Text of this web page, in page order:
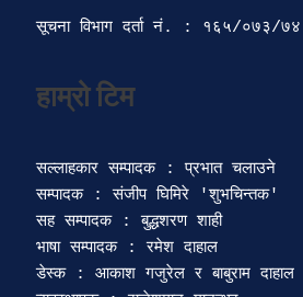
सूचना विभाग दर्ता‍ नं. : १६५/०७३/७४
हाम्रो टिम
सल्लाहकार सम्पादक : प्रभात चलाउने
सम्पादक : संजीप घिमिरे 'शुभचिन्तक'
सह सम्पादक : बुद्धशरण शाही
भाषा सम्पादक : रमेश दाहाल
डेस्क : आकाश गजुरेल र बाबुराम दाहाल